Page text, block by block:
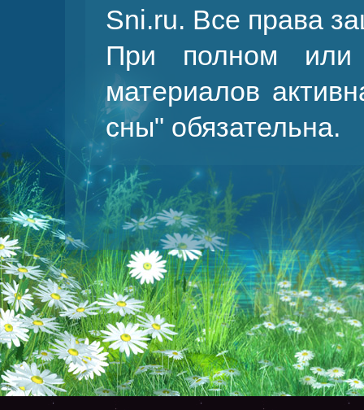
Sni.ru. Все права
При полном или
материалов
сны" обязательна.